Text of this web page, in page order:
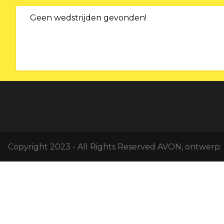
Geen wedstrijden gevonden!
Copyright 2023 - All Rights Reserved AVON, ontwerp: